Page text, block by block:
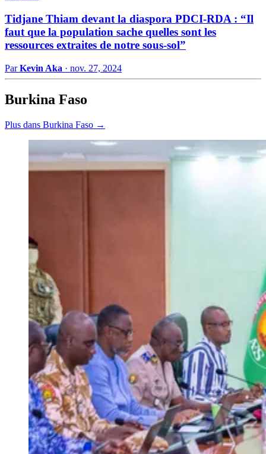
Tidjane Thiam devant la diaspora PDCI-RDA : “Il
faut que la population sache quelles sont les
ressources extraites de notre sous-sol”
ParKevin Aka · nov. 27, 2024
Burkina Faso
Plus dans Burkina Faso →